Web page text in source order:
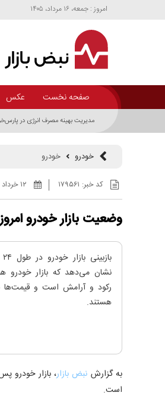
امروز : جمعه، ۱۶ مرداد، ۱۴۰۵
صفحه نخست عکس
خودرو خودرو
کد خبر: ۱۷۹۵۶۱
وضعیت بازار خودرو امروز شنبه ۱۲
نشان می‌دهد که بازار خودرو
رکود و آرامش است و قیمت‌ها
هستند.
به گزارش نبض بازار، بازار خودرو
است.